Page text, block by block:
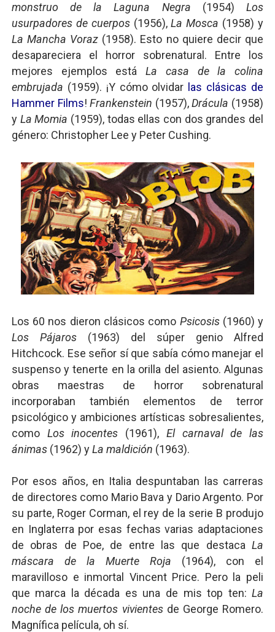
monstruo de la Laguna Negra (1954)Los
usurpadores de cuerpos (1956),La Mosca (1958) y
La Mancha Voraz (1958). Esto no quiere decir que
desapareciera el horror sobrenatural. Entre los
mejores ejemplos estáLa casa de la colina
embrujada (1959). ¡Y cómo olvidar las clásicas de
Hammer Films!Frankenstein (1957),Drácula (1958)
y La Momia (1959), todas ellas con dos grandes del
género: Christopher Lee y Peter Cushing.
Los 60 nos dieron clásicos como Psicosis (1960) y
Los Pájaros (1963) del súper genio Alfred
Hitchcock. Ese señor sí que sabía cómo manejar el
suspenso y tenerte en la orilla del asiento. Algunas
obras maestras de horror sobrenatural
incorporaban también elementos de terror
psicológico y ambiciones artísticas sobresalientes,
como Los inocentes (1961), El carnaval de las
ánimas(1962) yLa maldición (1963).
Por esos años, en Italia despuntaban las carreras
de directores como Mario Bava y Dario Argento. Por
su parte, Roger Corman, el rey de la serie B produjo
en Inglaterra por esas fechas varias adaptaciones
de obras de Poe, de entre las que destacaLa
máscara de la Muerte Roja (1964), con el
maravilloso e inmortal Vincent Price. Pero la peli
que marca la década es una de mis top ten:La
noche de los muertos vivientes de George Romero.
Magnífica película, oh sí.